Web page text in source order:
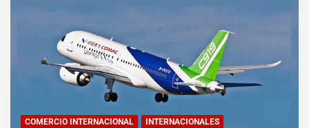
COMERCIO INTERNACIONAL
INTERNACIONALES